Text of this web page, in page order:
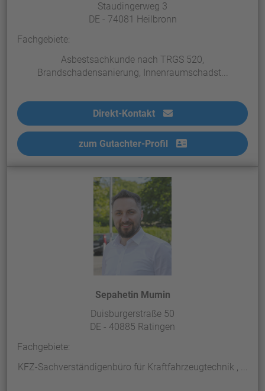
Staudingerweg 3
DE - 74081 Heilbronn
Fachgebiete:
Asbestsachkunde nach TRGS 520,
Brandschadensanierung, Innenraumschadst...
Direkt-Kontakt
zum Gutachter-Profil
Sepahetin Mumin
Duisburgerstraße 50
DE - 40885 Ratingen
Fachgebiete:
KFZ-Sachverständigenbüro für Kraftfahrzeugtechnik , ...